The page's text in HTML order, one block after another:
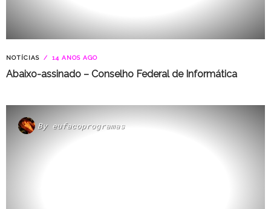
NOTÍCIAS 14 ANOS AGO
Abaixo-assinado – Conselho Federal de Informática
By eufacoprogramas